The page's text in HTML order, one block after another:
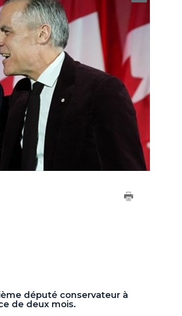
député conservateur à
de deux mois.